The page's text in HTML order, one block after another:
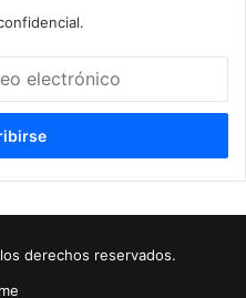
derechos reservados.